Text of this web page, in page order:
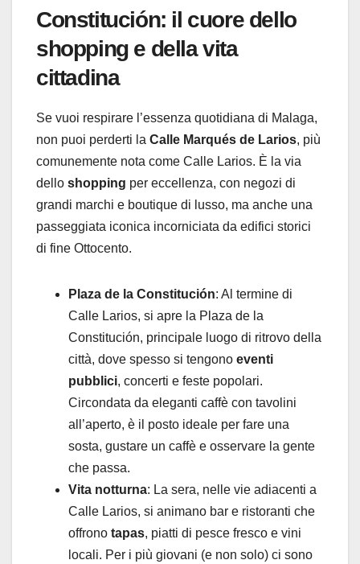
Constitución: il cuore dello
shopping e della vita
cittadina
Se vuoi respirare l’essenza quotidiana di Malaga,
non puoi perderti la Calle Marqués de Larios, più
comunemente nota come Calle Larios. È la via
dello shopping per eccellenza, con negozi di
grandi marchi e boutique di lusso, ma anche una
passeggiata iconica incorniciata da edifici storici
di fine Ottocento.
Plaza de la Constitución: Al termine di
Calle Larios, si apre la Plaza de la
Constitución, principale luogo di ritrovo della
città, dove spesso si tengono eventi
pubblici, concerti e feste popolari.
Circondata da eleganti caffè con tavolini
all’aperto, è il posto ideale per fare una
sosta, gustare un caffè e osservare la gente
che passa.
Vita notturna: La sera, nelle vie adiacenti a
Calle Larios, si animano bar e ristoranti che
offrono tapas, piatti di pesce fresco e vini
locali. Per i più giovani (e non solo) ci sono